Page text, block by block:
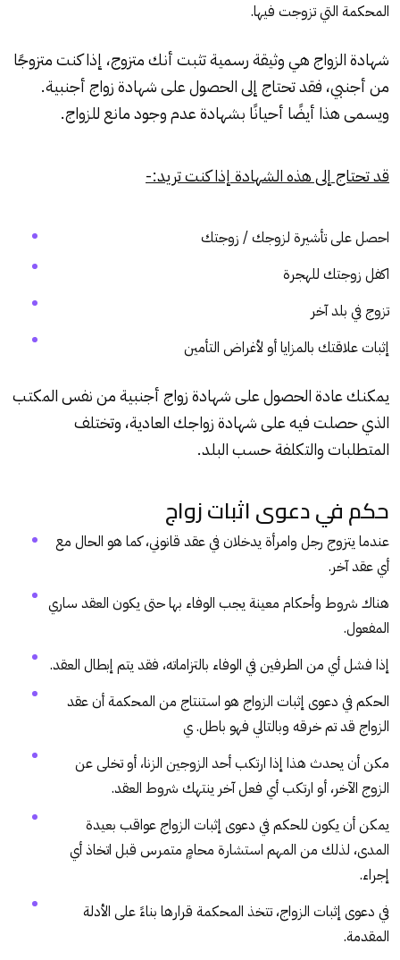
المحكمة التي تزوجت فيها.
شهادة الزواج هي وثيقة رسمية تثبت أنك متزوج، إذا كنت متزوجًا
من أجنبي، فقد تحتاج إلى الحصول على شهادة زواج أجنبية.
ويسمى هذا أيضًا أحيانًا بشهادة عدم وجود مانع للزواج.
قد تحتاج إلى هذه الشهادة إذا كنت تريد:-
احصل على تأشيرة لزوجك / زوجتك
اكفل زوجتك للهجرة
تزوج في بلد آخر
إثبات علاقتك بالمزايا أو لأغراض التأمين
يمكنك عادة الحصول على شهادة زواج أجنبية من نفس المكتب
الذي حصلت فيه على شهادة زواجك العادية، وتختلف
المتطلبات والتكلفة حسب البلد.
حكم في دعوى اثبات زواج
عندما يتزوج رجل وامرأة يدخلان في عقد قانوني، كما هو الحال مع
أي عقد آخر.
هناك شروط وأحكام معينة يجب الوفاء بها حتى يكون العقد ساري
المفعول.
إذا فشل أي من الطرفين في الوفاء بالتزاماته، فقد يتم إبطال العقد.
الحكم في دعوى إثبات الزواج هو استنتاج من المحكمة أن عقد
الزواج قد تم خرقه وبالتالي فهو باطل. ي
مكن أن يحدث هذا إذا ارتكب أحد الزوجين الزنا، أو تخلى عن
الزوج الآخر، أو ارتكب أي فعل آخر ينتهك شروط العقد.
يمكن أن يكون للحكم في دعوى إثبات الزواج عواقب بعيدة
المدى، لذلك من المهم استشارة محامٍ متمرس قبل اتخاذ أي
إجراء.
في دعوى إثبات الزواج، تتخذ المحكمة قرارها بناءً على الأدلة
المقدمة.